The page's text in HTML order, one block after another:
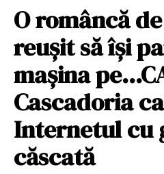
O româncă
reușit să își
mașina
Cascadoria
Internetul cu
căscată